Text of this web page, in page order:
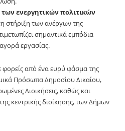
των ενεργητικών πολιτικών
στήριξη των ανέργων της
σημαντικά εμπόδια
εργασίας.
από ένα ευρύ φάσμα της
Πρόσωπα Δημοσίου Δικαίου,
Διοικήσεις, καθώς και
κεντρικής διοίκησης, των Δήμων